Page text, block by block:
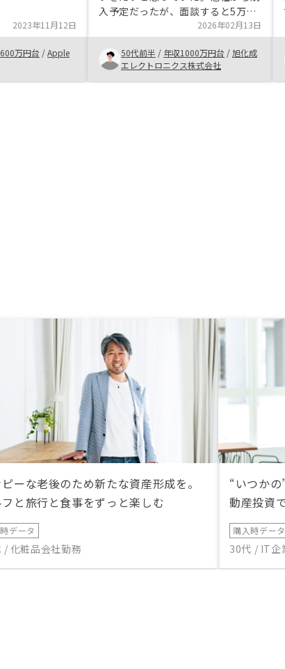
随時知らせてい
ありがたいこと
しくお願い申
2023年11月12日
万円台 /Apple
入予定だったが、面談すると5万円
分のPayPayポイントということ
で、話だけでも聞いてみようと軽い
気持ちで面談を申し込みをしたとこ
ろ、買おうと思っていた物件が、リ
ノシーさんで購入するより、1割以
2026年02月13日
50代前半 / 年収1000万円台 /旭化成
エレクトロニクス株式会社
ーな老後のため新たな資産形成を。
フと旅行と食事をずっと楽しむ
データ
/ 化粧品会社勤務
“いつか
動産投資
購入時データ
30代 / IT企